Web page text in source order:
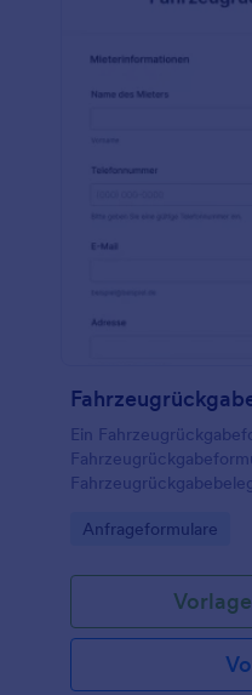
Ein
oder ein anderes
gesetzlich verwenden
Go to Category:
Anfrageformulare